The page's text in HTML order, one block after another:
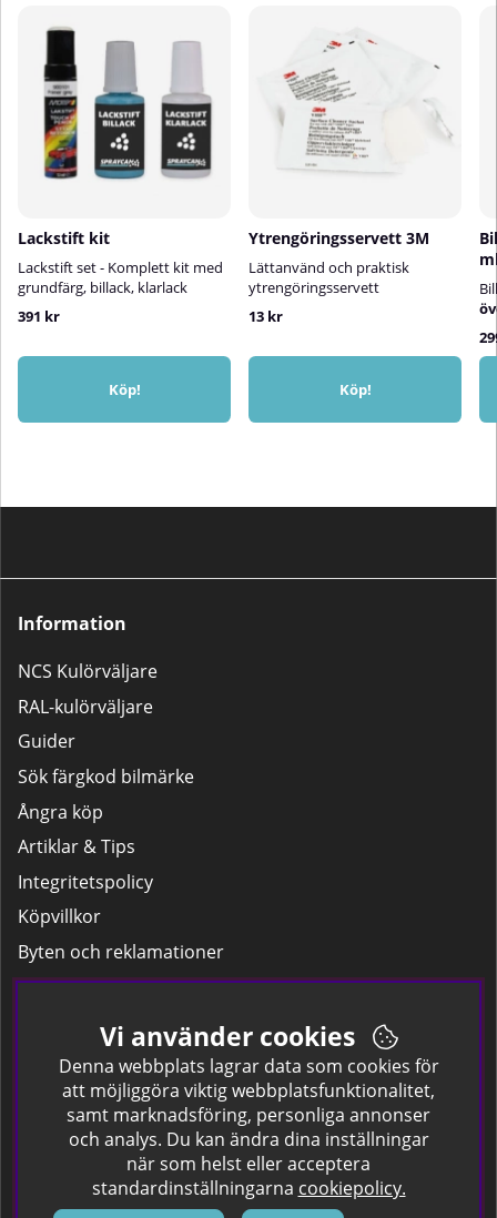
Lackstift kit
Lackstift set - Komplett kit med
grundfärg, billack, klarlack
391 kr
Köp!
Ytrengöringsservett 3M
Lättanvänd och praktisk
ytrengöringsservett
13 kr
Köp!
Information
NCS Kulörväljare
RAL-kulörväljare
Guider
Sök färgkod bilmärke
Ångra köp
Artiklar & Tips
Integritetspolicy
Köpvillkor
Byten och reklamationer
Leverans
Hitta färgkoden på bilen.
Företagskund
Om oss
Om Spraycan
Vi använder cookies
Denna webbplats lagrar data som cookies för
att möjliggöra viktig webbplatsfunktionalitet,
samt marknadsföring, personliga annonser
och analys. Du kan ändra dina inställningar
när som helst eller acceptera
standardinställningarna cookiepolicy.